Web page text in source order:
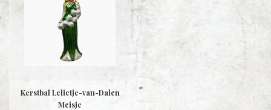
Kerstbal Lelietje-van-Dalen
Meisje